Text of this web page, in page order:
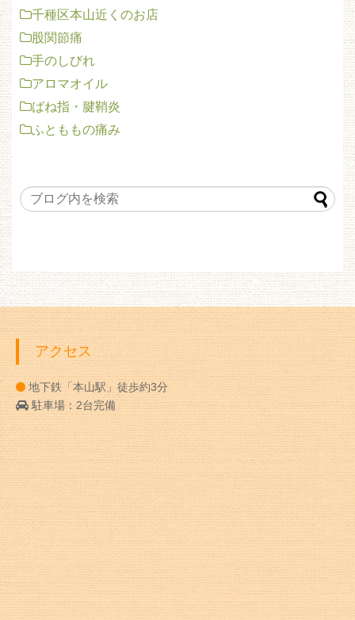
千種区本山近くのお店
股関節痛
手のしびれ
アロマオイル
ばね指・腱鞘炎
ふとももの痛み
アクセス
地下鉄「本山駅」徒歩約3分
駐車場：2台完備